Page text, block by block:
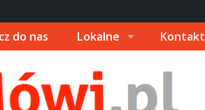
do nas Lokalne Kontakt